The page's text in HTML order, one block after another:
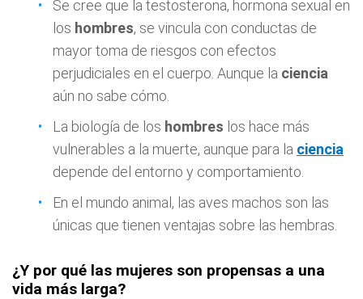
Se cree que la testosterona, hormona sexual en
los hombres, se vincula con conductas de
mayor toma de riesgos con efectos
perjudiciales en el cuerpo. Aunque la ciencia
aún no sabe cómo.
La biología de los hombres los hace más
vulnerables a la muerte, aunque para la ciencia
depende del entorno y comportamiento.
En el mundo animal, las aves machos son las
únicas que tienen ventajas sobre las hembras.
¿Y por qué las mujeres son propensas a una
vida más larga?